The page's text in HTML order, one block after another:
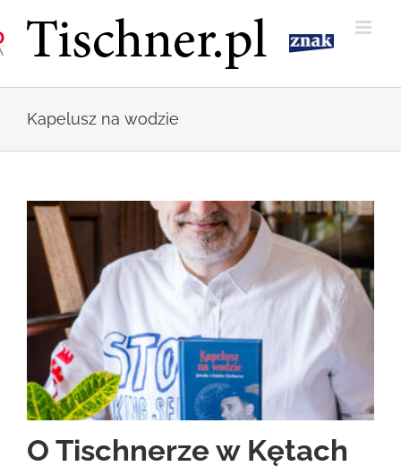
zawartości
Kapelusz na wodzie
O Tischnerze w Kętach